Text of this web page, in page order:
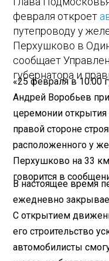
февраля откроет
путепроводу у
Перхушково в
сообщает
губернатора и
«25 февраля в 10.00
Андрей Воробьев
церемонии
правой стороне
расположенного у
Перхушково на 33
говорится в
В настоящее время
ежедневно
С открытием
его строительство
автомобилисты